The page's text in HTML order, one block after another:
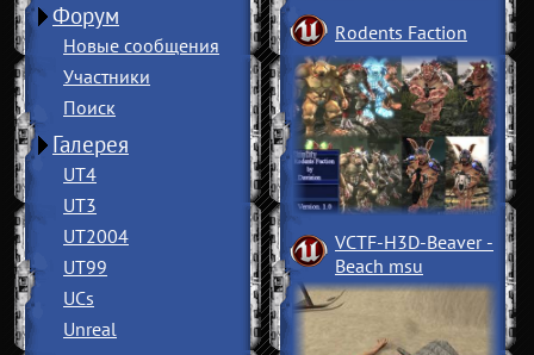
Форум
Новые сообщения
Участники
Поиск
Галерея
UT4
UT3
UT2004
UT99
UCs
Unreal
Rodents Faction
VCTF-H3D-Beaver ­
Beach msu